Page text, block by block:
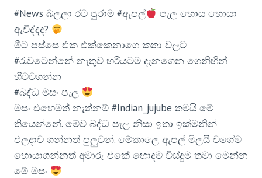
#News බලලා රට පුරාම #ඇපල්
පැල හොය හොයා
ඇවිද්දද?
මීට පස්සෙ එක එක්කෙනාගෙ කතා වලට
#රැවටෙන්නේ නැතුව හරියටම දැනගෙන ගෙනිහින්
හිටවගන්න
#බද්ධ මසං පැල
මසං එහෙමත් නැත්නම් #Indian_jujube තමයි මේ
තියෙන්නේ. මේව බද්ධ පැල නිසා ඉතා ඉක්මනින්
ඵලදාව ගන්නත් පුලුවන්. මේකාලෙ ඇපල් මිලයි වගේම
හොයාගන්නත් අමාරු එකේ හොදම විස්දුම තමා මෙන්න
මේ මසං